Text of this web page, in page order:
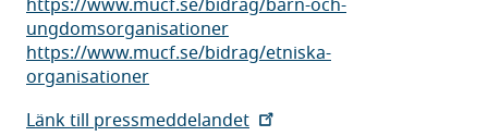
https://www.mucf.se/bidrag/barn-och-
ungdomsorganisationer
https://www.mucf.se/bidrag/etniska-
organisationer
Länk till pressmeddelandet